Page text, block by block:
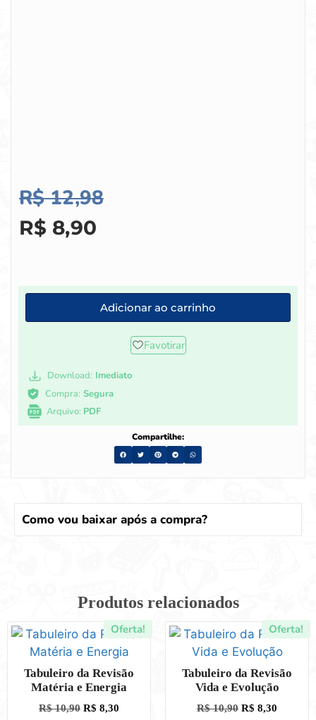
R$12,98
R$ 8,90
Adicionar ao carrinho
Favotirar
Download: Imediato
Compra: Segura
Arquivo: PDF
Compartilhe:
Como vou baixar após a compra?
Produtos relacionados
Oferta!
Tabuleiro da Revisão
Matéria e Energia
R$10,90 R$ 8,30
Oferta!
Tabuleiro da Revisão
Vida e Evolução
R$10,90 R$ 8,30